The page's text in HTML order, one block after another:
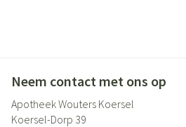
Neem contact met ons op
Apotheek Wouters Koersel
Koersel-Dorp 39